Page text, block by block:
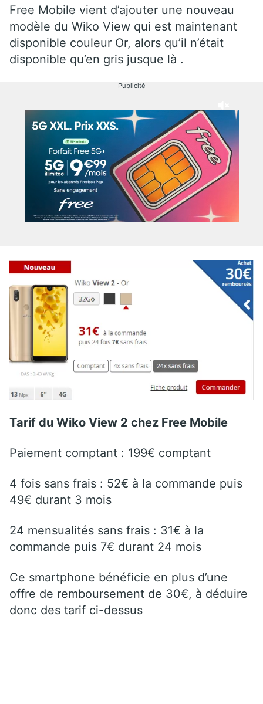
Free Mobile vient d’ajouter une nouveau
modèle du Wiko View qui est maintenant
disponible couleur Or, alors qu’il n’était
disponible qu’en gris jusque là .
Publicité
Tarif du Wiko View 2 chez Free Mobile
Paiement comptant : 199€ comptant
4 fois sans frais : 52€ à la commande puis
49€ durant 3 mois
24 mensualités sans frais : 31€ à la
commande puis 7€ durant 24 mois
Ce smartphone bénéficie en plus d’une
offre de remboursement de 30€, à déduire
donc des tarif ci-dessus